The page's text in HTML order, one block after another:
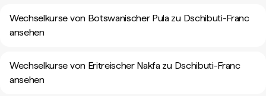
Wechselkurse von Botswanischer Pula zu Dschibuti-Franc
ansehen
Wechselkurse von Eritreischer Nakfa zu Dschibuti-Franc
ansehen